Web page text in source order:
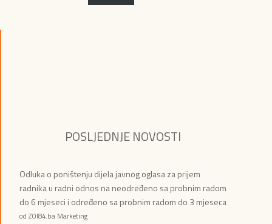
POSLJEDNJE NOVOSTI
Odluka o poništenju dijela javnog oglasa za prijem
radnika u radni odnos na neodređeno sa probnim radom
do 6 mjeseci i određeno sa probnim radom do 3 mjeseca
od ZOI84.ba Marketing